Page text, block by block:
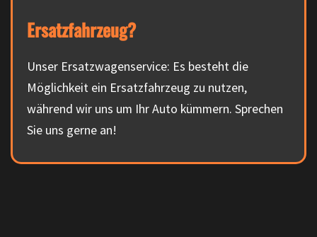
Ersatzfahrzeug?
Unser Ersatzwagenservice: Es besteht die
Möglichkeit ein Ersatzfahrzeug zu nutzen,
während wir uns um Ihr Auto kümmern. Sprechen
Sie uns gerne an!